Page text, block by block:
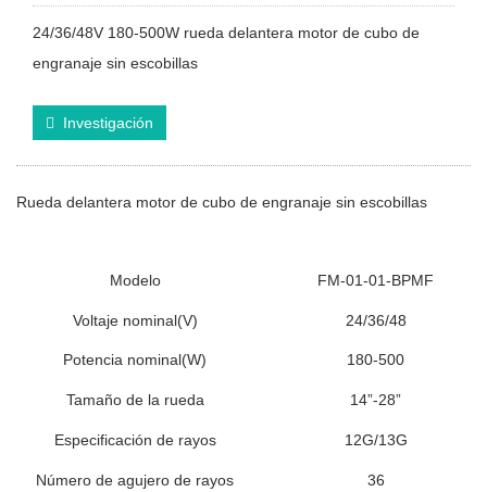
24/36/48V 180-500W rueda delantera motor de cubo de
engranaje sin escobillas
Investigación
Rueda delantera motor de cubo de engranaje sin escobillas
Modelo FM-01-01-BPMF
Voltaje nominal(V) 24/36/48
Potencia nominal(W) 180-500
Tamaño de la rueda 14”-28”
Especificación de rayos 12G/13G
Número de agujero de rayos 36